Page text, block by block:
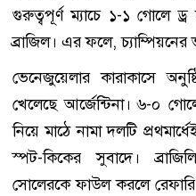
গুরুত্বপূর্ণ ম্যাচে ১-১ গোলে ড্র
ব্রাজিল। এর ফলে, চ্যাম্পিয়নের
ভেনেজুয়েলার কারাকাসে
খেলেছে আর্জেন্টিনা। ৬-০
নিয়ে মাঠে নামা দলটি
স্পট-কিকের সুবাদে।
সোলেরকে ফাউল করলে রেফারি